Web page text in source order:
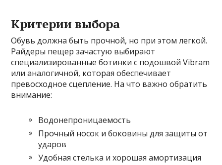
Критерии выбора
Обувь должна быть прочной, но при этом легкой.
Райдеры пещер зачастую выбирают
специализированные ботинки с подошвой Vibram
или аналогичной, которая обеспечивает
превосходное сцепление. На что важно обратить
внимание:
Водонепроницаемость
Прочный носок и боковины для защиты от
ударов
Удобная стелька и хорошая амортизация